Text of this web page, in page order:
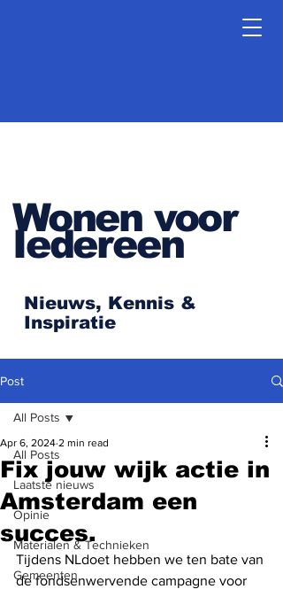
Wonen voor
Iedereen
Nieuws, Kennis &
Inspiratie
Post
All Posts
Laatste nieuws
Opinie
Materialen & Technieken
Gemeenten
All Posts
Fix jouw wijk actie in
Amsterdam een
succes.
Apr 6, 2024 2 min read
Tijdens NLdoet hebben we ten bate van
de fondsenwervende campagne voor